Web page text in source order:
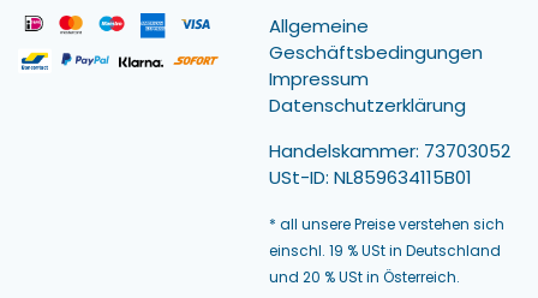
Allgemeine
Geschäftsbedingungen
Impressum
Datenschutzerklärung
Handelskammer: 73703052
USt-ID: NL859634115B01
* all unsere Preise verstehen sich
einschl. 19 % USt in Deutschland
und 20 % USt in Österreich.